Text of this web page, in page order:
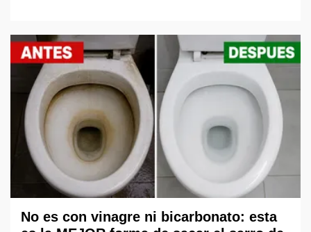
No es con vinagre ni bicarbonato: esta